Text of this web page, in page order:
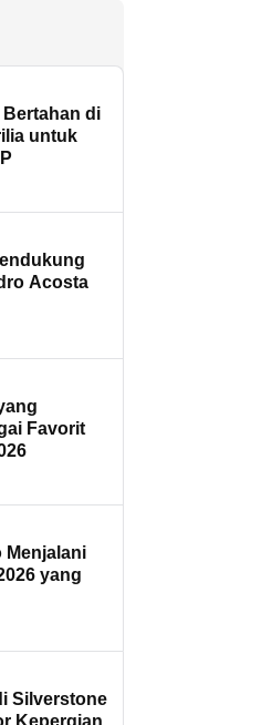
Bertahan di
untuk
Acosta
Favorit
Menjalani
yang
Silverstone
Kepergian